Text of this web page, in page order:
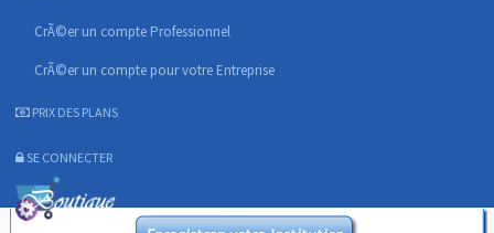
CrÃ©er un compte Professionnel
CrÃ©er un compte pour votre Entreprise
PRIX DES PLANS
SE CONNECTER